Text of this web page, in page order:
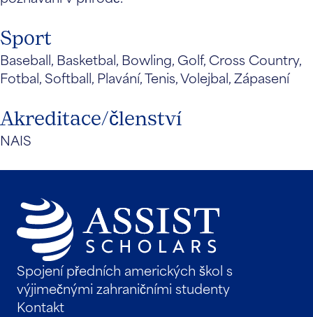
Sport
Baseball, Basketbal, Bowling, Golf, Cross Country,
Fotbal, Softball, Plavání, Tenis, Volejbal, Zápasení
Akreditace/členství
NAIS
Spojení předních amerických škol s
výjimečnými zahraničními studenty
Kontakt